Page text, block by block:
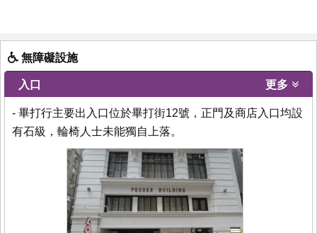
無障礙設施
入口 更多
- 畢打行主要出入口位於畢打街12號，正門及商店入口均設
有石級，輪椅人士未能獨自上落。